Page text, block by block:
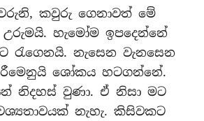
කවුරු ගෙනාවත් මේ
උරුමයි. හැමෝම ඉපදෙන්නේ
රැගෙනයි. නැසෙන වැනසෙන
ශෝකය හටගන්නේ.
නිදහස් වුණා. ඒ නිසා මට
නැහැ. කිසිවකට